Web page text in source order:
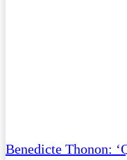
Benedicte Thonon: